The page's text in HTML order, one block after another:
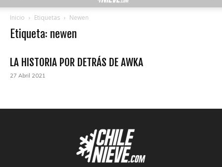
Inicio Etiquetas Newen
Etiqueta: newen
LA HISTORIA POR DETRÁS DE AWKA
27 Abril 2021